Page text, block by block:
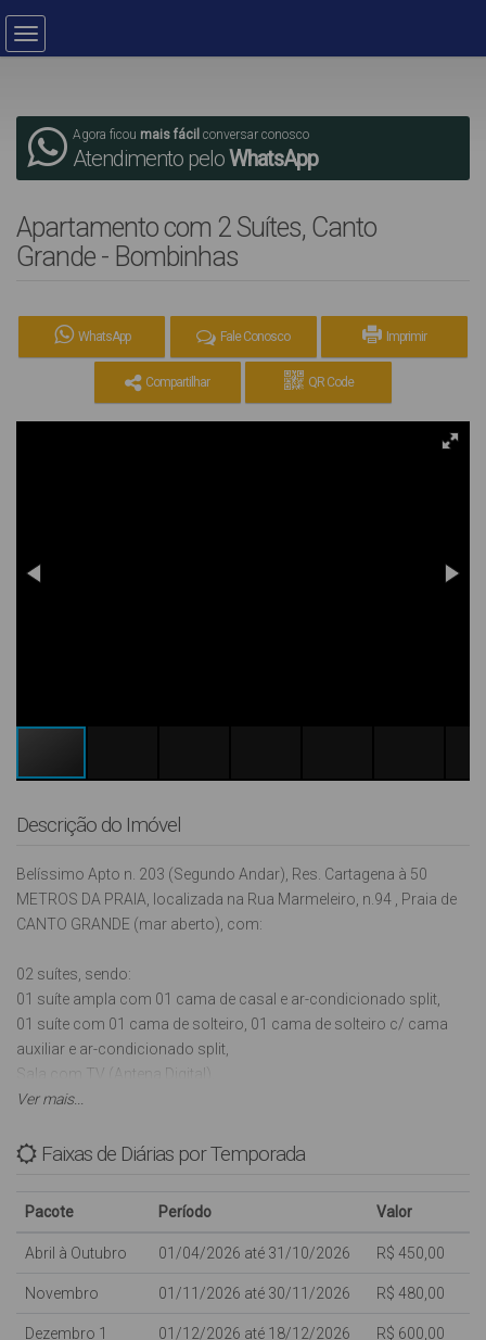
Agora ficou mais fácil conversar conosco
Atendimento peloWhatsApp
Apartamento com 2 Suítes, Canto
Grande - Bombinhas
WhatsApp Fale Conosco Imprimir
Compartilhar QR Code
Descrição do Imóvel
Belíssimo Apto n. 203 (Segundo Andar), Res. Cartagena à 50
METROS DA PRAIA, localizada na Rua Marmeleiro, n.94 , Praia de
CANTO GRANDE (mar aberto), com:
02 suítes, sendo:
01 suíte ampla com 01 cama de casal e ar-condicionado split,
01 suíte com 01 cama de solteiro, 01 cama de solteiro c/ cama
auxiliar e ar-condicionado split,
Sala com TV (Antena Digital),
Cozinha totalmente equipada com : utensílios básicos,
Máquina de lavar roupas (Automática),
oferecida para os clientes como cortesia, NÃO ESTANDO
Ampla Sacada com Churrasqueira e Vista para o mar,
Alarme,
Ver mais...
Faixas de Diárias por Temporada
Pacote Período Valor
Abril à Outubro 01/04/2026 até 31/10/2026 R$ 450,00
Novembro 01/11/2026 até 30/11/2026 R$ 480,00
Dezembro 1 01/12/2026 até 18/12/2026 R$ 600,00